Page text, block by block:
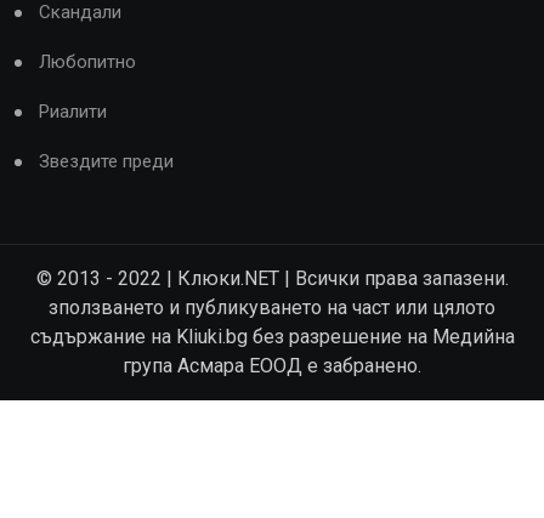
Скандали
Любопитно
Риалити
Звездите преди
© 2013 - 2022 | Клюки.NET | Всички права запазени.
зползването и публикуването на част или цялото
съдържание на Kliuki.bg без разрешение на Медийна
група Асмара ЕООД е забранено.